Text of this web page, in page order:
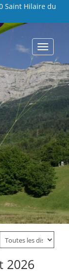
Saint Hilaire du
Toggle
2026